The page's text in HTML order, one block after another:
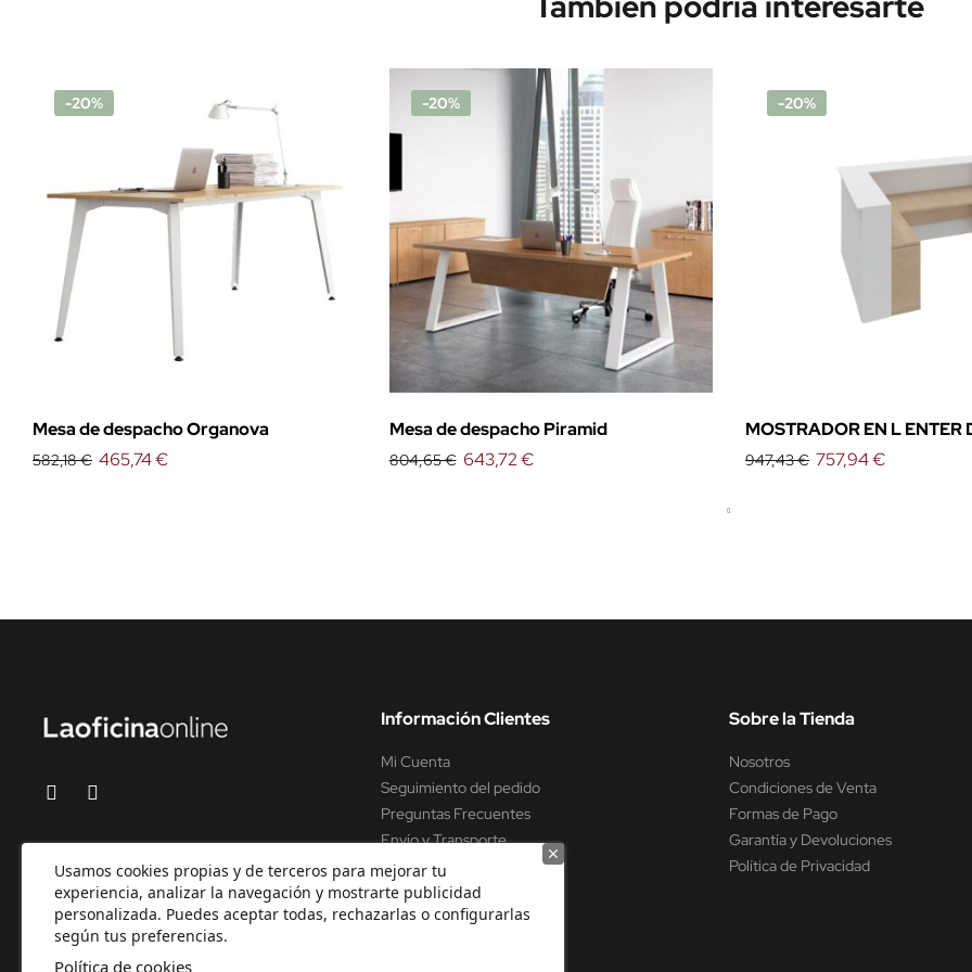
-20%
Mesa de despacho Organova
582,18 € 465,74 €
-20%
Mesa de despacho Piramid
804,65 € 643,72 €
-20%
MOSTRADOR EN L ENTER
EMOBOK (CON MESA)
947,43 € 757,94 €
Usamos cookies propias y de terceros para mejorar tu
experiencia, analizar la navegación y mostrarte publicidad
personalizada. Puedes aceptar todas, rechazarlas o configurarlas
según tus preferencias.
Política de cookies
Información Clientes
Mi Cuenta
Seguimiento del pedido
Preguntas Frecuentes
Envío y Transporte
Soporte y asistencia
Sobre la Tienda
Nosotros
Condiciones de Venta
Formas de Pago
Garantía y Devoluciones
Política de Privacidad